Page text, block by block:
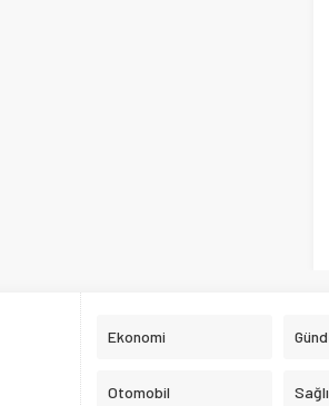
Ekonomi
Otomobil